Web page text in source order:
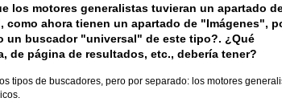
los motores generalistas tuvieran un apartado
como ahora tienen un apartado de "Imágenes",
un buscador "universal" de este tipo?. ¿Qué
de página de resultados, etc., debería tener?
tipos de buscadores, pero por separado: los motores